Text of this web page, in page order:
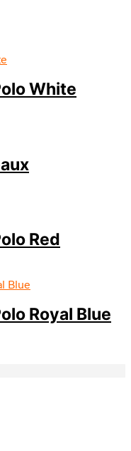
White
Red
Royal Blue